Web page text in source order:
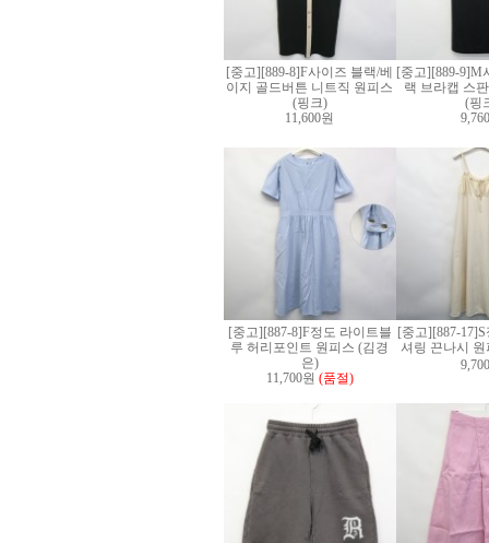
[중고][889-8]F사이즈 블랙/베
이지 골드버튼 니트직 원피스
(핑크)
11,600원
[중고][889-9]M
랙 브라캡 스
(핑
[중고][887-8]F정도 라이트블
루 허리포인트 원피스 (김경
은)
11,700원 (품절)
[중고][887-
셔링 끈나시